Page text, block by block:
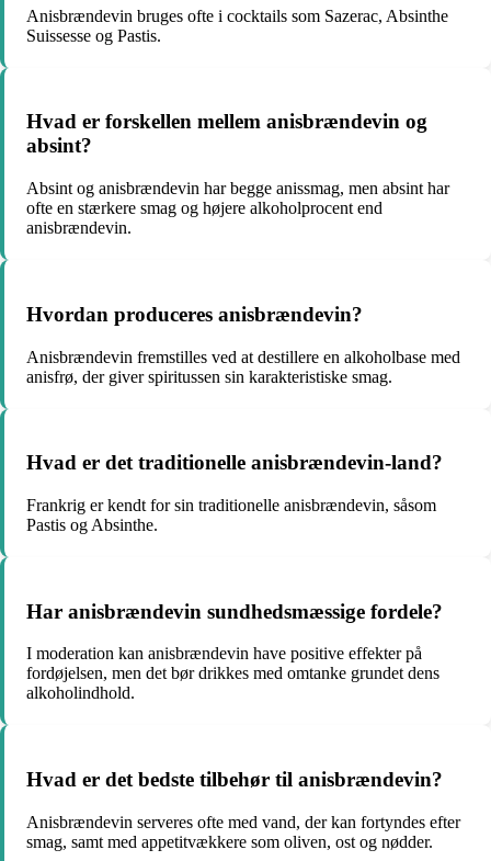
Anisbrændevin bruges ofte i cocktails som Sazerac, Absinthe
Suissesse og Pastis.
Hvad er forskellen mellem anisbrændevin og
absint?
Absint og anisbrændevin har begge anissmag, men absint har
ofte en stærkere smag og højere alkoholprocent end
anisbrændevin.
Hvordan produceres anisbrændevin?
Anisbrændevin fremstilles ved at destillere en alkoholbase med
anisfrø, der giver spiritussen sin karakteristiske smag.
Hvad er det traditionelle anisbrændevin-land?
Frankrig er kendt for sin traditionelle anisbrændevin, såsom
Pastis og Absinthe.
Har anisbrændevin sundhedsmæssige fordele?
I moderation kan anisbrændevin have positive effekter på
fordøjelsen, men det bør drikkes med omtanke grundet dens
alkoholindhold.
Hvad er det bedste tilbehør til anisbrændevin?
Anisbrændevin serveres ofte med vand, der kan fortyndes efter
smag, samt med appetitvækkere som oliven, ost og nødder.